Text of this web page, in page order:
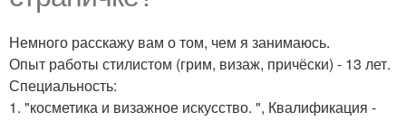
Немного расскажу вам о том, чем я занимаюсь.
Опыт работы стилистом (грим, визаж, причёски) - 13 лет.
Специальность:
1. "косметика и визажное искусство. ", Квалификация -